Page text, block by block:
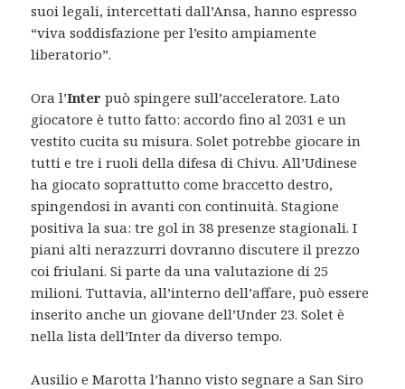
suoi legali, intercettati dall’Ansa, hanno espresso
“viva soddisfazione per l’esito ampiamente
liberatorio”.
Ora l’Interpuò spingere sull’acceleratore. Lato
giocatore è tutto fatto: accordo fino al 2031 e un
vestito cucita su misura. Solet potrebbe giocare in
tutti e tre i ruoli della difesa di Chivu. All’Udinese
ha giocato soprattutto come braccetto destro,
spingendosi in avanti con continuità. Stagione
positiva la sua: tre gol in 38 presenze stagionali. I
piani alti nerazzurri dovranno discutere il prezzo
coi friulani. Si parte da una valutazione di 25
milioni. Tuttavia, all’interno dell’affare, può essere
inserito anche un giovane dell’Under 23. Solet è
nella lista dell’Inter da diverso tempo.
Ausilio e Marotta l’hanno visto segnare a San Siro